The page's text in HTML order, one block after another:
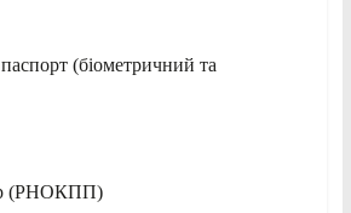
(біометричний та
(РНОКПП)